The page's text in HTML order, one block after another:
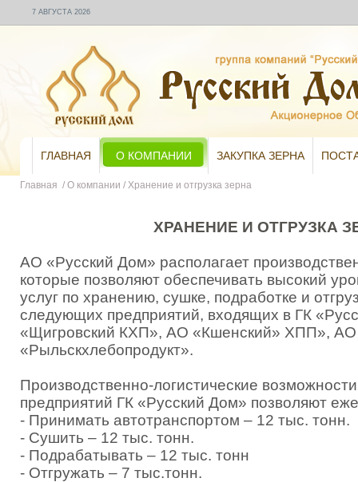
7 АВГУСТА 2026
ГЛАВНАЯ О КОМПАНИИ ЗАКУПКА ЗЕРНА
Главная / О компании / Хранение и отгрузка зерна
ХРАНЕНИЕ И ОТГРУЗКА
АО «Русский Дом» располагает
которые позволяют обеспечивать высокий
услуг по хранению, сушке, подработке и
следующих предприятий, входящих в ГК
«Щигровский КХП», АО «Кшенский» ХПП», АО
«Рыльскхлебопродукт».
Производственно-логистические
предприятий ГК «Русский Дом» позволяют
- Принимать автотранспортом – 12 тыс. тонн.
- Сушить – 12 тыс. тонн.
- Подрабатывать – 12 тыс. тонн
- Отгружать – 7 тыс.тонн.